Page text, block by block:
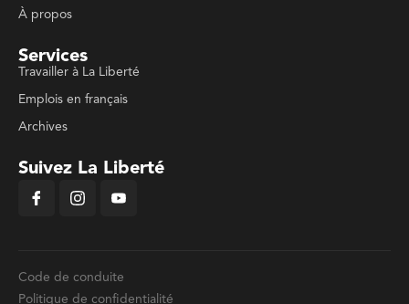
À propos
Services
Travailler à La Liberté
Emplois en français
Archives
Suivez La Liberté
Code de conduite
Politique de confidentialité